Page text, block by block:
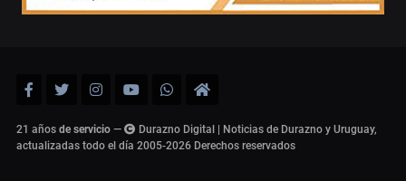
21 años de servicio —
Durazno Digital | Noticias de Durazno y Uruguay,
actualizadas todo el día 2005-2026 Derechos reservados